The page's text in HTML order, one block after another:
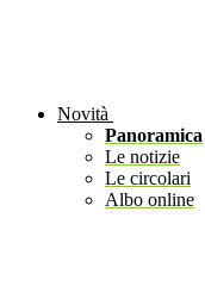
Novità
Panoramica
Le notizie
Le circolari
Albo online